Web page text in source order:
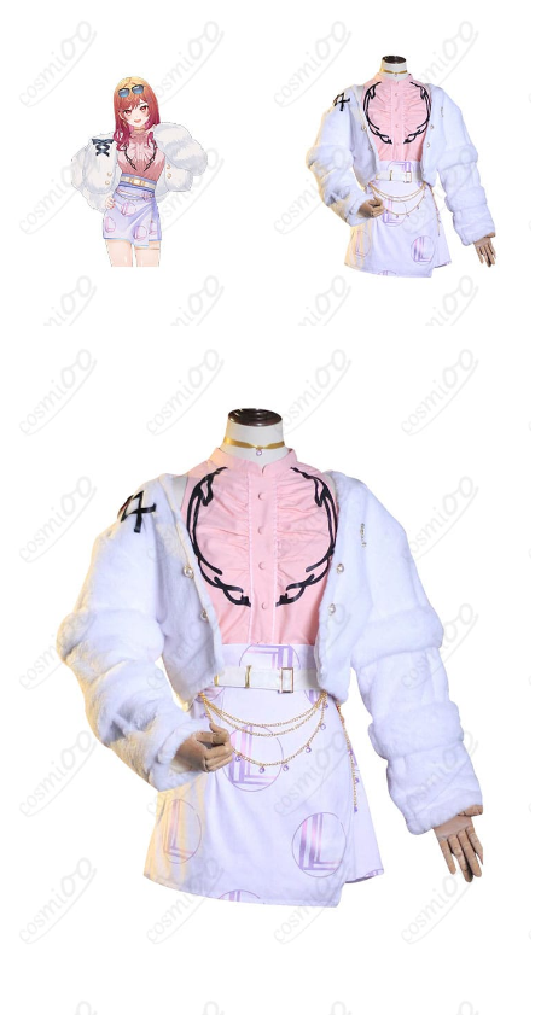
セット内容
チェーン、チョーカー、太もも飾り（※セ
ット内容は生産ロットによって異なる場合
があります）
発送予定
加工に7～15営業日、配送に5～7営業日
（※土日祝除く）、合計で12～22営業日程
クレジットカード（VISA、Master、JCB、
スタジオ撮影、大型アニメ系フェス・ライ
ブ参戦コーデ、ハロウィン仮装・テーマパ
ーティー、SNS投稿・プロフィール撮影、
学園祭・企業イベントのステージ演出
収納方法
ハンガーに吊るす、収納ケースに入れる、
衣装袋に保管
新品未使用
ハリ感と可動性：シルエット維持のため生地にハリを持たせてい
ます。動きの軽さとの両立を図っていますが、深い屈伸や大きな
腕上げでは若干の突っ張りを感じる場合があります。ポージング
前に軽く慣らすと快適です。